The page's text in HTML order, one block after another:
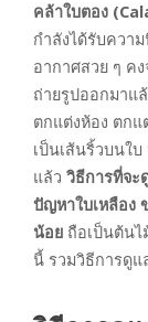
คล้าใบตอง
กำลังได้รับควา
อากาศสวย ๆ ค
ถ่ายรูปออกมาแ
ตกแต่งห้อง ตก
เป็นเส้นริ้วบนใ
แล้ว วิธีการที่จะ
ปัญหาใบเหลือง
น้อย ถือเป็นต้นไ
นี้ รวมวิธีการดูแ